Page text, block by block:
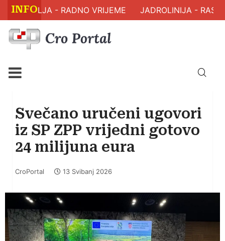
INFO
ZDRAVLJA - RADNO VRIJEME JADROLINIJA -
Svečano uručeni ugovori
iz SP ZPP vrijedni gotovo
24 milijuna eura
CroPortal 13 Svibanj 2026